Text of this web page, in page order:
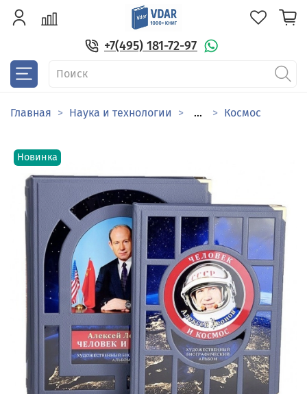
+7(495) 181-72-97
Главная Наука и технологии ... Космос
Новинка